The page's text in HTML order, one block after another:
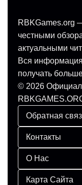
RBKGames.org
честными
актуальными
Вся
получать
© 2026
Обратная
Контакты
О Нас
Карта Сайта